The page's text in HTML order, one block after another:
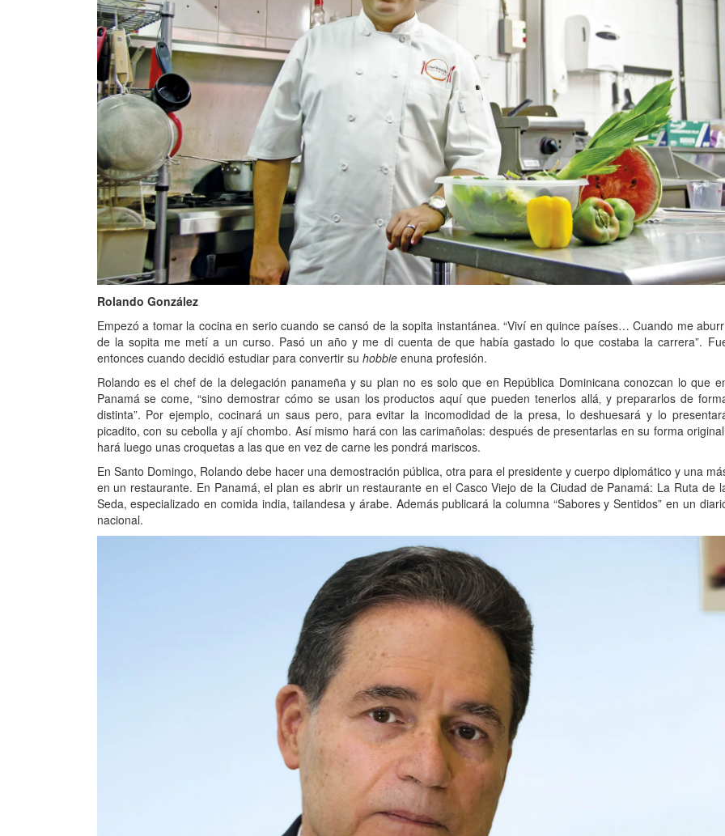
Rolando González
Empezó a tomar la cocina en serio cuando se cansó de la sopita instantánea. “Viví en quince países… Cuando me
de la sopita me metí a un curso. Pasó un año y me di cuenta de que había gastado lo que costaba la carrera”.
entonces cuando decidió estudiar para convertir su hobbie enuna profesión.
Rolando es el chef de la delegación panameña y su plan no es solo que en República Dominicana conozcan lo que
Panamá se come, “sino demostrar cómo se usan los productos aquí que pueden tenerlos allá‚ y prepararlos de
distinta”. Por ejemplo, cocinará un saus pero, para evitar la incomodidad de la presa, lo deshuesará y lo
picadito, con su cebolla y ají chombo. Así mismo hará con las carimañolas: después de presentarlas en su forma
hará luego unas croquetas a las que en vez de carne les pondrá mariscos.
En Santo Domingo, Rolando debe hacer una demostración pública, otra para el presidente y cuerpo diplomático y una
en un restaurante. En Panamá, el plan es abrir un restaurante en el Casco Viejo de la Ciudad de Panamá: La Ruta de
Seda, especializado en comida india, tailandesa y árabe. Además publicará la columna “Sabores y Sentidos” en un
nacional.